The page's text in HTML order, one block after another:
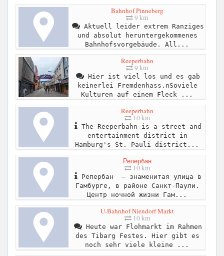
Bahnhof Pinneberg
9 km
Aktuell leider extrem Ranziges
und absolut heruntergekommenes
Bahnhofsvorgebäude. All...
Reeperbahn
9 km
Hier ist viel los und es gab
keinerlei Fremdenhass.nSoviele
Kulturen auf einem Fleck ...
Reeperbahn
10 km
The Reeperbahn is a street and
entertainment district in
Hamburg's St. Pauli district...
Репербан
10 km
Репербан — знаменитая улица в
Гамбурге, в районе Санкт-Паули.
Центр ночной жизни Гам...
U-Bahnhof Niendorf Markt
10 km
Heute war Flohmarkt im Rahmen
des Tibarg Festes. Hier gibt es
noch sehr viele kleine ...